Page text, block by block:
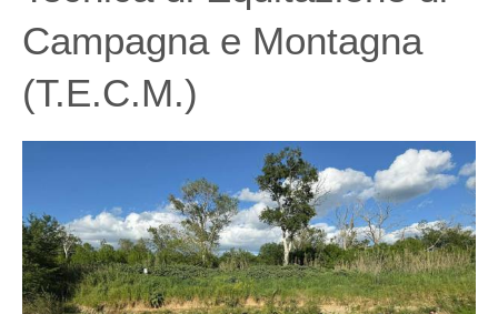
Campagna e Montagna
(T.E.C.M.)